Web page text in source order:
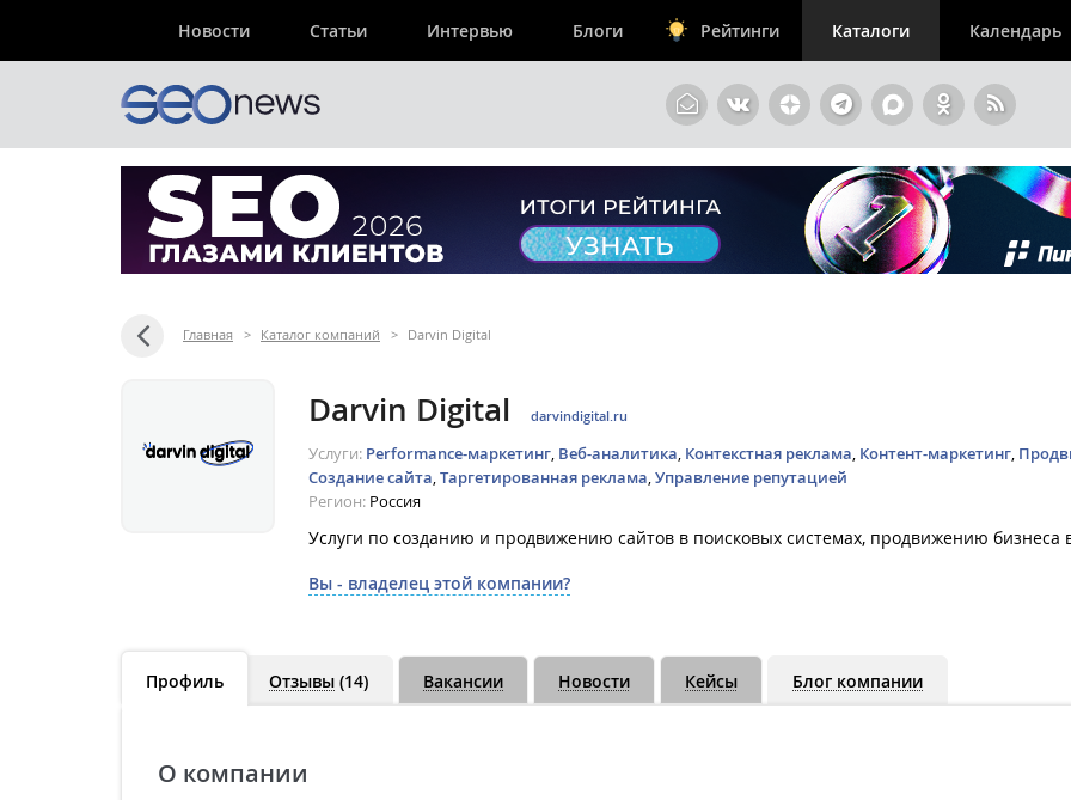
Новости Статьи Интервью Блоги Рейтинги Каталоги Календарь
Главная > Каталог компаний > Darvin Digital
Darvin Digital darvindigital.ru
Услуги: Performance-маркетинг, Веб-аналитика, Контекстная реклама, Контент-маркетинг,
Создание сайта,Таргетированная реклама,Управление репутацией
Регион: Россия
Услуги по созданию и продвижению сайтов в поисковых системах, продвижению бизнеса
Вы - владелец этой компании?
Профиль Отзывы (14) Вакансии Новости Кейсы Блог компании
О компании